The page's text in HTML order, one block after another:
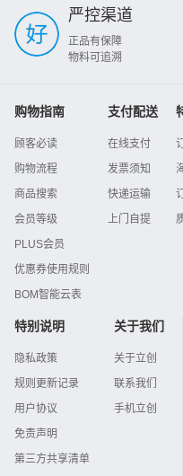
严控渠道
正品有保障
物料可追溯
购物指南
顾客必读
购物流程
商品搜索
会员等级
PLUS会员
优惠券使用规则
BOM智能云表
支付配送
在线支付
发票须知
快递运输
上门自提
特别说明
隐私政策
规则更新记录
用户协议
免责声明
第三方共享清单
关于我们
关于立创
联系我们
手机立创